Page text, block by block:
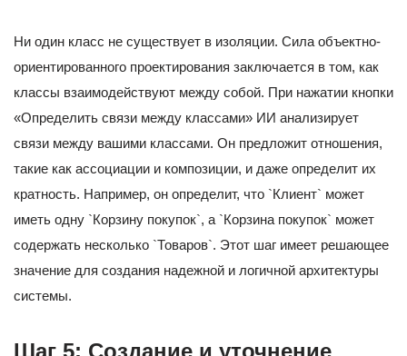
Ни один класс не существует в изоляции. Сила объектно-
ориентированного проектирования заключается в том, как
классы взаимодействуют между собой. При нажатии кнопки
«Определить связи между классами» ИИ анализирует
связи между вашими классами. Он предложит отношения,
такие как ассоциации и композиции, и даже определит их
кратность. Например, он определит, что `Клиент` может
иметь одну `Корзину покупок`, а `Корзина покупок` может
содержать несколько `Товаров`. Этот шаг имеет решающее
значение для создания надежной и логичной архитектуры
системы.
Шаг 5: Создание и уточнение